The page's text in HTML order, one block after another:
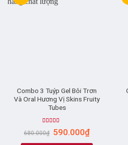
Combo 3 Tuýp Gel Bôi Trơn
Và Oral Hương Vị Skins Fruity
Tubes
Rated5.00
out of 5
680.000₫ 590.000₫